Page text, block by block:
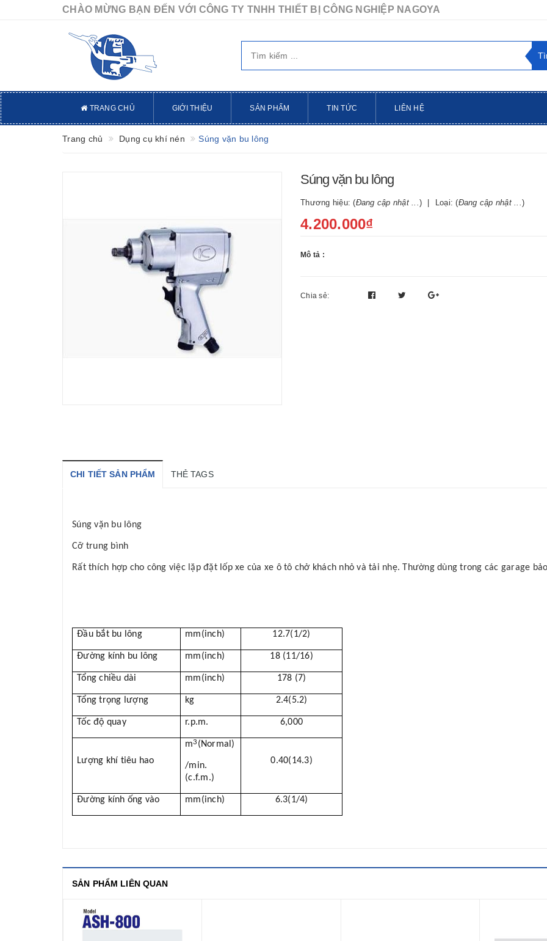
CHÀO MỪNG BẠN ĐẾN VỚI CÔNG TY TNHH THIẾT BỊ CÔNG NGHIỆP NAGOYA
TRANG CHỦ GIỚI THIỆU SẢN PHẨM TIN TỨC LIÊN HỆ
Trang chủ Dụng cụ khí nén Súng vặn bu lông
Súng vặn bu lông
Thương hiệu: (Đang cập nhật ...) Loại: (Đang cập nhật ...)
4.200.000₫
Mô tả :
Chia sẻ:
CHI TIẾT SẢN PHẨM THẺ TAGS
Súng vặn bu lông
Cỡ trung bình
Rất thích hợp cho công việc lặp đặt lốp xe của xe ô tô chở khách nhỏ và tải nhẹ. Thường dùng trong các garage
Đầu bắt bu lông mm(inch) 12.7(1/2)
Đường kính bu lông mm(inch) 18 (11/16)
Tổng chiều dài mm(inch) 178 (7)
Tổng trọng lượng kg 2.4(5.2)
Tốc độ quay r.p.m. 6,000
Lượng khí tiêu hao
m3 (Normal)
/min.
(c.f.m.)
0.40(14.3)
Đường kính ống vào mm(inch) 6.3(1/4)
SẢN PHẨM LIÊN QUAN